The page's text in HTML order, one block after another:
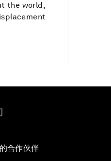
the world,
合作伙伴